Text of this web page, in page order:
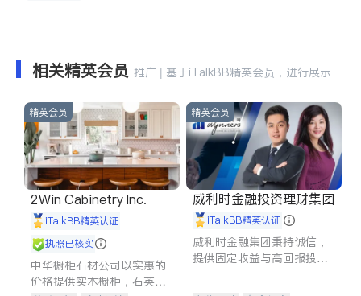
相关精英会员 推广 | 基于iTalkBB精英会员，进行展示
精英会员
2Win Cabinetry Inc.
iTalkBB精英认证
执照已核实
中华橱柜石材公司以实惠的
价格提供实木橱柜，石英石
精英会员
威利时金融投资理财集团
iTalkBB精英认证
威利时金融集团秉持诚信，
提供固定收益与高回报投资